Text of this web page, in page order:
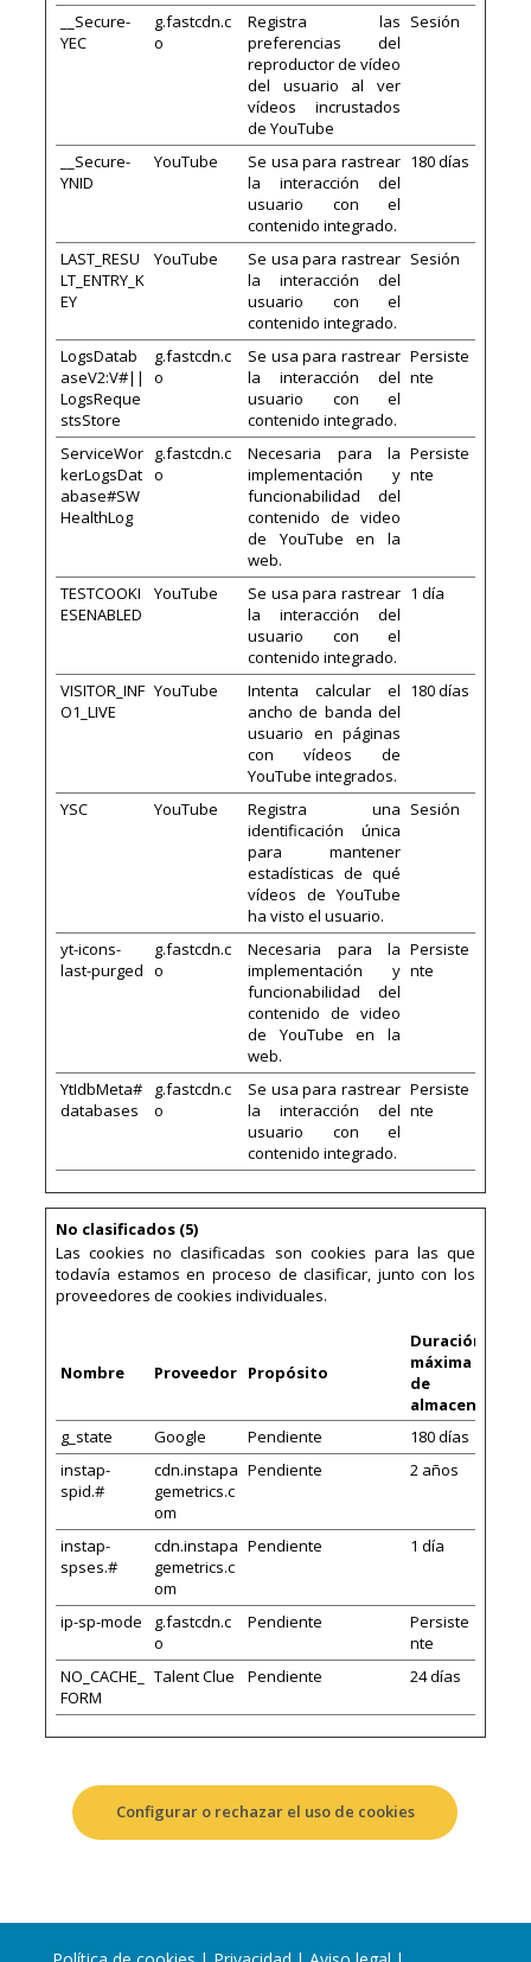
__Secure-
YEC
g.fastcdn.c
o
Registra las
preferencias del
reproductor de vídeo
del usuario al ver
vídeos incrustados
de YouTube
Sesión
__Secure-
YNID
YouTube
Se usa para rastrear
la interacción del
usuario con el
contenido integrado.
180 días
LAST_RESU
LT_ENTRY_K
EY
YouTube
Se usa para rastrear
la interacción del
usuario con el
contenido integrado.
Sesión
LogsDatab
aseV2:V#||
LogsReque
stsStore
g.fastcdn.c
o
Se usa para rastrear
la interacción del
usuario con el
contenido integrado.
Persiste
nte
ServiceWor
kerLogsDat
abase#SW
HealthLog
g.fastcdn.c
o
Necesaria para la
implementación y
funcionabilidad del
contenido de video
de YouTube en la
web.
Persiste
nte
TESTCOOKI
ESENABLED
YouTube
Se usa para rastrear
la interacción del
usuario con el
contenido integrado.
1 día
VISITOR_INF
O1_LIVE
YouTube
Intenta calcular el
ancho de banda del
usuario en páginas
con vídeos de
YouTube integrados.
180 días
YSC YouTube
Registra una
identificación única
para mantener
estadísticas de qué
vídeos de YouTube
ha visto el usuario.
Sesión
yt-icons-
last-purged
g.fastcdn.c
o
Necesaria para la
implementación y
funcionabilidad del
contenido de video
de YouTube en la
web.
Persiste
nte
YtIdbMeta#
databases
g.fastcdn.c
o
Se usa para rastrear
la interacción del
usuario con el
contenido integrado.
Persiste
nte
No clasificados (5)
Las cookies no clasificadas son cookies para las que
todavía estamos en proceso de clasificar, junto con los
proveedores de cookies individuales.
Nombre Proveedor Propósito
Duración
máxima
de
g_state
Google Pendiente
180 días
instap-
spid.#
cdn.instapa
gemetrics.c
om
Pendiente 2 años
instap-
spses.#
cdn.instapa
gemetrics.c
om
Pendiente 1 día
ip-sp-mode
g.fastcdn.c
o
Pendiente
Persiste
nte
NO_CACHE_
FORM
Talent Clue Pendiente 24 días
Configurar o rechazar el uso de cookies